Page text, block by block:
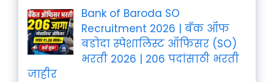
Bank of Baroda SO
Recruitment 2026 | बँक ऑफ
बडोदा स्पेशालिस्ट ऑफिसर (SO)
भरती 2026 | 206 पदांसाठी भरती
जाहीर